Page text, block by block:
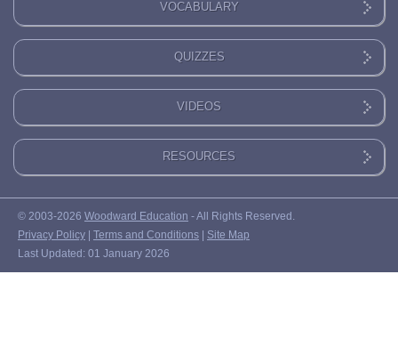
VOCABULARY
QUIZZES
VIDEOS
RESOURCES
© 2003-2026 Woodward Education - All Rights Reserved.
Privacy Policy
Terms and Conditions
Site Map
Last Updated: 01 January 2026